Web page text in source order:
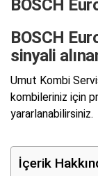
BOSCH
BOSCH
sinyali
Umut Kombi
kombileriniz için
yararlanabilirsiniz.
İçerik